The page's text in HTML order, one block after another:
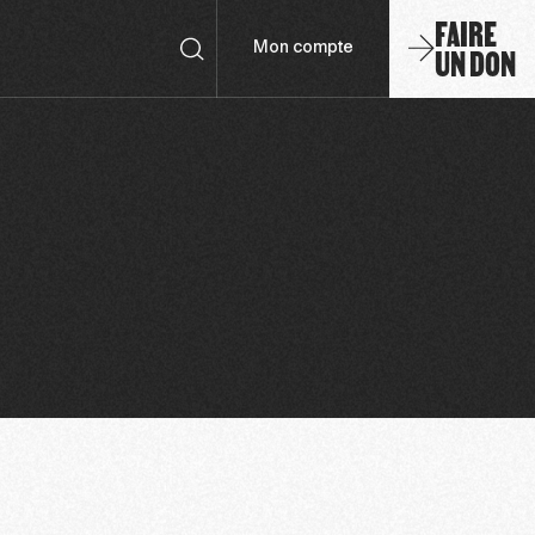
Mon compte FAIRE
UN DON